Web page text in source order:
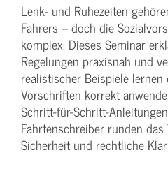
Lenk- und Ruhezeiten
Fahrers – doch die
komplex. Dieses Seminar
Regelungen praxisnah und
realistischer Beispiele
Vorschriften korrekt
Schritt-für-Schritt-
Fahrtenschreiber runden
Sicherheit und rechtliche